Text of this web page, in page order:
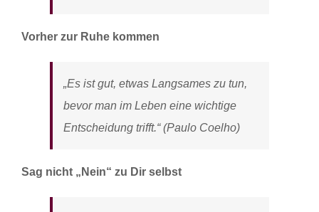
Vorher zur Ruhe kommen
„Es ist gut, etwas Langsames zu tun,
bevor man im Leben eine wichtige
Entscheidung trifft.“ (Paulo Coelho)
Sag nicht „Nein“ zu Dir selbst